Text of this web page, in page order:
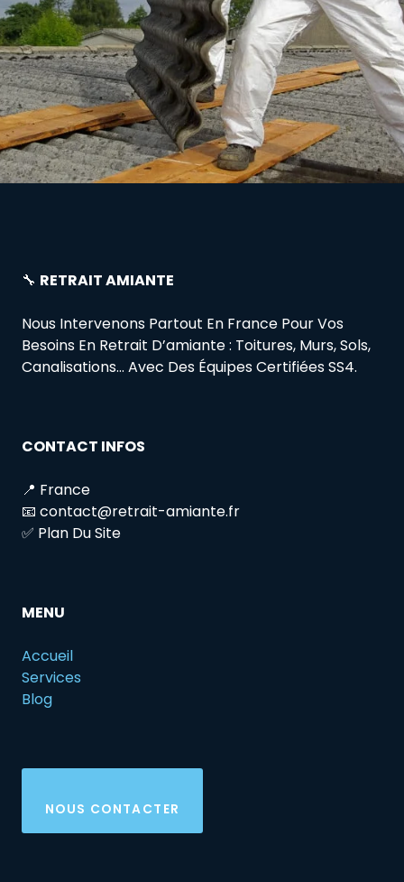
🔧 RETRAIT AMIANTE
Nous Intervenons Partout En France Pour Vos
Besoins En Retrait D’amiante : Toitures, Murs, Sols,
Canalisations… Avec Des Équipes Certifiées SS4.
CONTACT INFOS
📍 France
📧 contact@retrait-amiante.fr
✅ Plan Du Site
MENU
Accueil
Services
Blog
NOUS CONTACTER